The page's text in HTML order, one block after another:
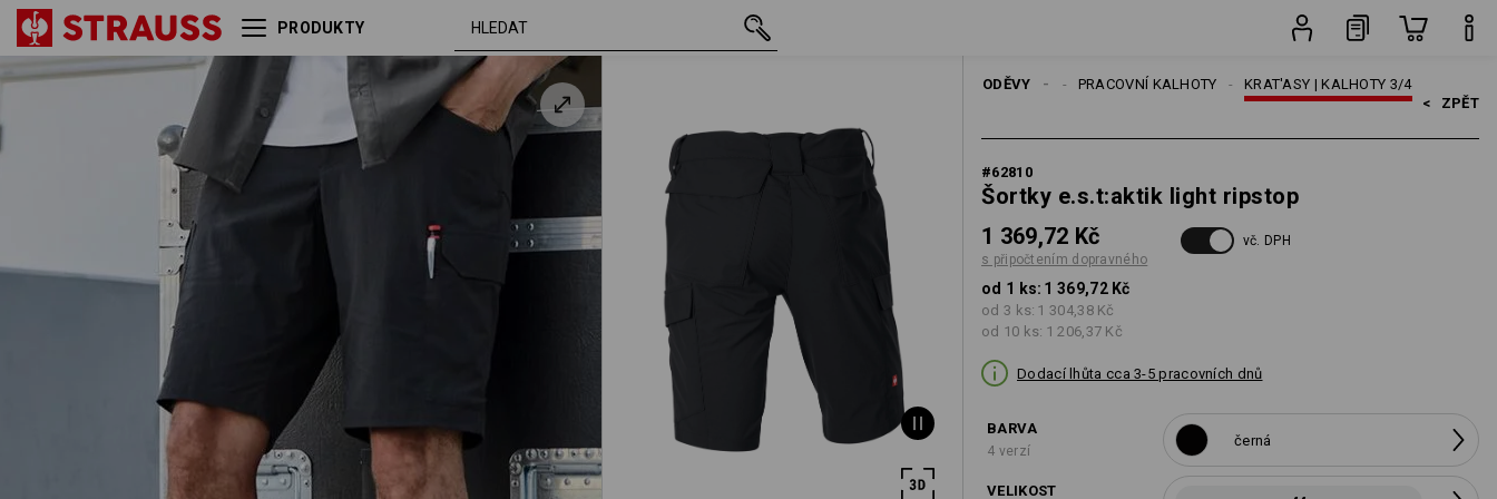
PRODUKTY
ODĚVY KRAT'ASY | KALHOTY 3/4
PRACOVNÍ KALHOTY
MUŽI
< ZPĚT
#62810
Šortky e.s.t:aktik light ripstop
1 369,72 Kč
s připočtením dopravného
vč. DPH
od 1 ks: 1 369,72 Kč
od 3 ks: 1 304,38 Kč
od 10 ks: 1 206,37 Kč
Dodací lhůta cca 3-5 pracovních dnů
BARVA
4 verzí
černá
VELIKOST
Šortky e.s.t:aktik light ripstop černá 44 1 369,72 Kč